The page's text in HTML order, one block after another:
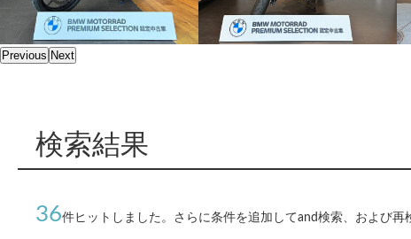
Previous Next
検索結果
36件ヒットしました。さらに条件を追加してand検索、および再